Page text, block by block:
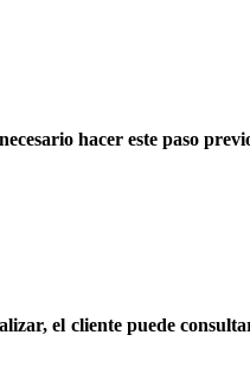
hacer este paso
el cliente puede